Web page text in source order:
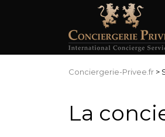
Conciergerie-Privee.fr >
La